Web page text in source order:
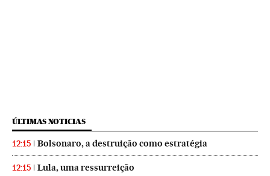
ÚLTIMAS NOTICIAS
12:15 Bolsonaro, a destruição como estratégia
12:15 Lula, uma ressurreição